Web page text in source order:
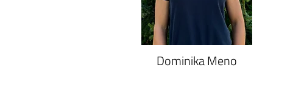
Dominika Meno